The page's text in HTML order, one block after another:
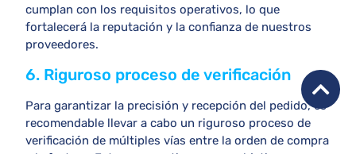
cumplan con los requisitos operativos, lo que
fortalecerá la reputación y la confianza de nuestros
proveedores.
6. Riguroso proceso de verificación
Para garantizar la precisión y recepción del pedido, es
recomendable llevar a cabo un riguroso proceso de
verificación de múltiples vías entre la orden de compra